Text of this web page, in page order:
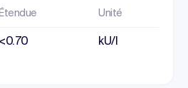
Étendue Unité
<0.70 kU/l